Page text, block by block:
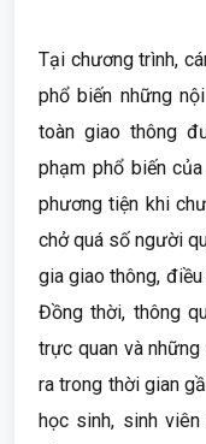
Tại chương trình,
phổ biến những
toàn giao thông
phạm phổ biến
phương tiện khi
chở quá số người
gia giao thông,
Đồng thời, thông
trực quan và
ra trong thời gian
học sinh, sinh